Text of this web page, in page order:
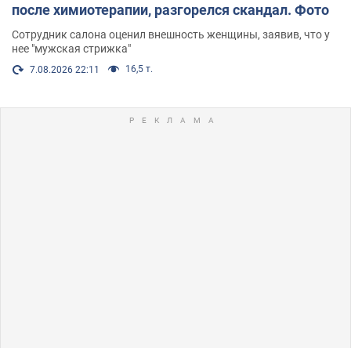
после химиотерапии, разгорелся скандал. Фото
Сотрудник салона оценил внешность женщины, заявив, что у
нее "мужская стрижка"
7.08.2026 22:11 16,5 т.